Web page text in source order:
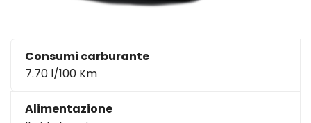
Consumi carburante
7.70 l/100 Km
Alimentazione